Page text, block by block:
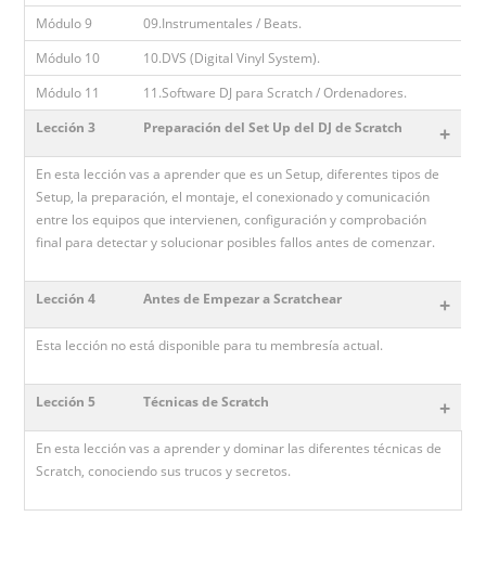
Módulo 9
09.Instrumentales / Beats.
Módulo 10
10.DVS (Digital Vinyl System).
Módulo 11
11.Software DJ para Scratch / Ordenadores.
Lección 3
Preparación del Set Up del DJ de Scratch +
En esta lección vas a aprender que es un Setup, diferentes tipos de
Setup, la preparación, el montaje, el conexionado y comunicación
entre los equipos que intervienen, configuración y comprobación
final para detectar y solucionar posibles fallos antes de comenzar.
Lección 4 Antes de Empezar a Scratchear +
Esta lección no está disponible para tu membresía actual.
Lección 5 Técnicas de Scratch +
En esta lección vas a aprender y dominar las diferentes técnicas de
Scratch, conociendo sus trucos y secretos.